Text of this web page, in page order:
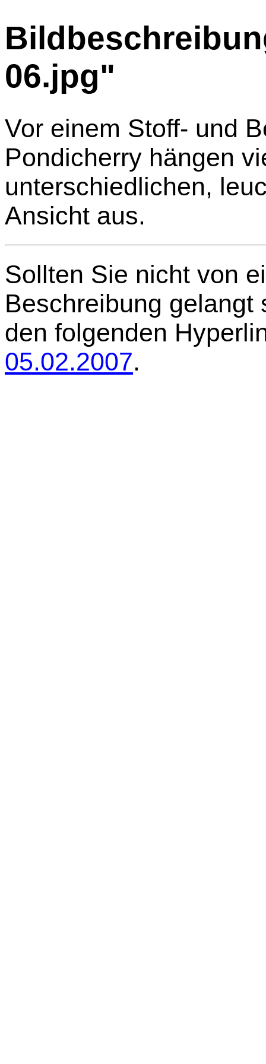
06.jpg"
Vor einem Stoff- und
Pondicherry hängen
unterschiedlichen,
Ansicht aus.
Sollten Sie nicht von
Beschreibung
den folgenden
05.02.2007.